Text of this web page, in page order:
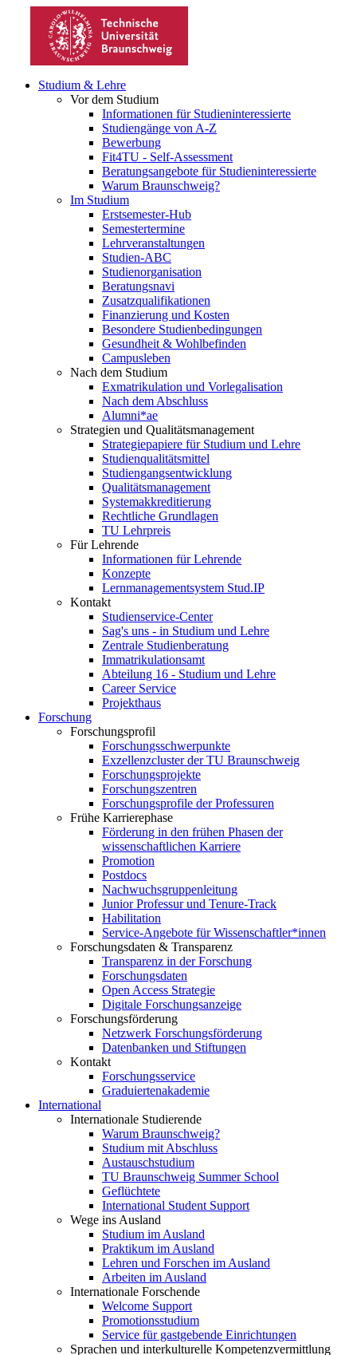
Studium & Lehre
Vor dem Studium
Informationen für Studieninteressierte
Studiengänge von A-Z
Bewerbung
Fit4TU - Self-Assessment
Beratungsangebote für Studieninteressierte
Warum Braunschweig?
Im Studium
Erstsemester-Hub
Semestertermine
Lehrveranstaltungen
Studien-ABC
Studienorganisation
Beratungsnavi
Zusatzqualifikationen
Finanzierung und Kosten
Besondere Studienbedingungen
Gesundheit & Wohlbefinden
Campusleben
Nach dem Studium
Exmatrikulation und Vorlegalisation
Nach dem Abschluss
Alumni*ae
Strategien und Qualitätsmanagement
Strategiepapiere für Studium und Lehre
Studienqualitätsmittel
Studiengangsentwicklung
Qualitätsmanagement
Systemakkreditierung
Rechtliche Grundlagen
TU Lehrpreis
Für Lehrende
Informationen für Lehrende
Konzepte
Lernmanagementsystem Stud.IP
Kontakt
Studienservice-Center
Sag's uns - in Studium und Lehre
Zentrale Studienberatung
Immatrikulationsamt
Abteilung 16 - Studium und Lehre
Career Service
Projekthaus
Forschung
Forschungsprofil
Forschungsschwerpunkte
Exzellenzcluster der TU Braunschweig
Forschungsprojekte
Forschungszentren
Forschungsprofile der Professuren
Frühe Karrierephase
Förderung in den frühen Phasen der
wissenschaftlichen Karriere
Promotion
Postdocs
Nachwuchsgruppenleitung
Junior Professur und Tenure-Track
Habilitation
Service-Angebote für Wissenschaftler*innen
Forschungsdaten & Transparenz
Transparenz in der Forschung
Forschungsdaten
Open Access Strategie
Digitale Forschungsanzeige
Forschungsförderung
Netzwerk Forschungsförderung
Datenbanken und Stiftungen
Kontakt
Forschungsservice
Graduiertenakademie
International
Internationale Studierende
Warum Braunschweig?
Studium mit Abschluss
Austauschstudium
TU Braunschweig Summer School
Geflüchtete
International Student Support
Wege ins Ausland
Studium im Ausland
Praktikum im Ausland
Lehren und Forschen im Ausland
Arbeiten im Ausland
Internationale Forschende
Welcome Support
Promotionsstudium
Service für gastgebende Einrichtungen
Sprachen und interkulturelle Kompetenzvermittlung